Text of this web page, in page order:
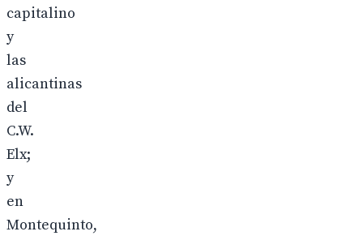
capitalino
y
las
alicantinas
del
C.W.
Elx;
y
en
Montequinto,